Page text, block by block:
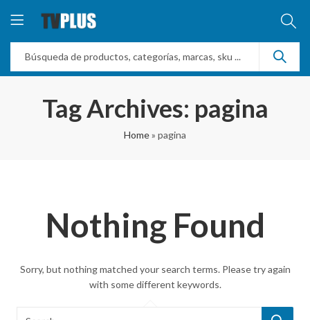
Tag Archives: pagina
Home» pagina
Nothing Found
Sorry, but nothing matched your search terms. Please try again
with some different keywords.